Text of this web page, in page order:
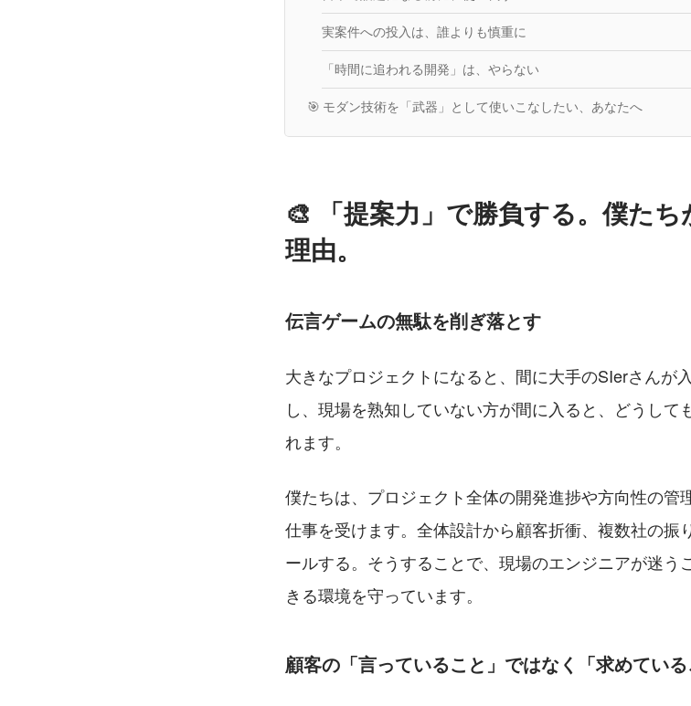
実案件への投入は、誰よりも慎重に
「時間に追われる開発」は、やらない
🎯 モダン技術を「武器」として使いこなしたい、あなたへ
🎨 「提案力」で勝負する。僕た
理由。
伝言ゲームの無駄を削ぎ落とす
大きなプロジェクトになると、間に大手のSIerさんが
し、現場を熟知していない方が間に入ると、どうして
れます。
僕たちは、プロジェクト全体の開発進捗や方向性の管
仕事を受けます。全体設計から顧客折衝、複数社の振
ールする。そうすることで、現場のエンジニアが迷う
きる環境を守っています。
顧客の「言っていること」ではなく「求めてい